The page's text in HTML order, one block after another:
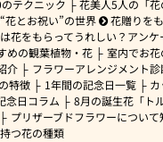
テクニック
花美人5人の「花
花とお祝い”の世界
花贈りを
花をもらってうれしい？アンケ
めの観葉植物・花
室内でお
介
フラワーアレンジメント診
特徴
1年間の記念日一覧
念日コラム
8月の誕生花「ト
プリザーブドフラワーについて
つ花の種類